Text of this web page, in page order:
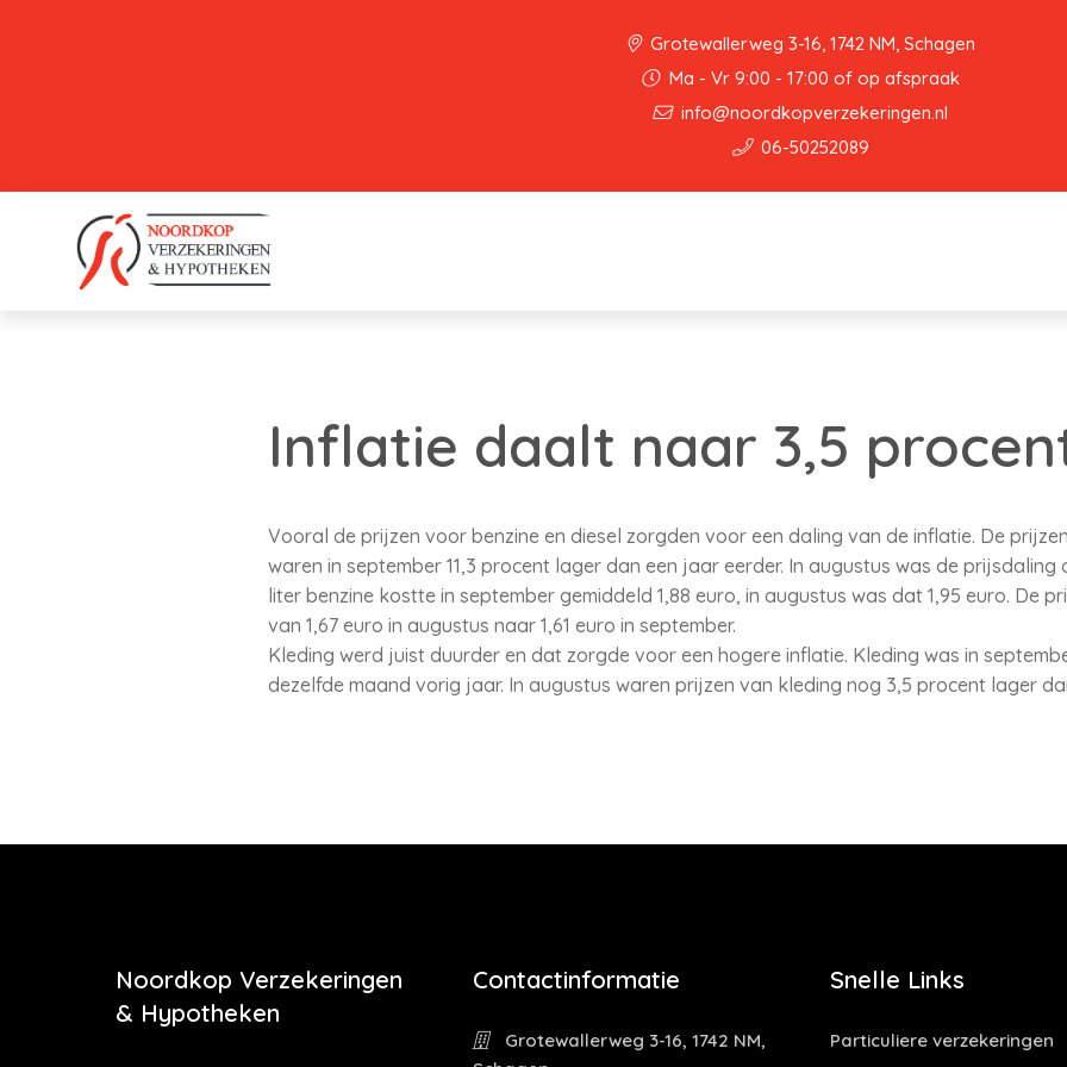
Grotewallerweg 3-16, 1742 NM, Schagen
Ma - Vr 9:00 - 17:00 of op afspraak
info@noordkopverzekeringen.nl
06-50252089
Inflatie daalt naar 3,5
Vooral de prijzen voor benzine en diesel zorgden voor een daling van de inflatie. De
waren in september 11,3 procent lager dan een jaar eerder. In augustus was de prijsdaling
liter benzine kostte in september gemiddeld 1,88 euro, in augustus was dat 1,95 euro. De
van 1,67 euro in augustus naar 1,61 euro in september.
Kleding werd juist duurder en dat zorgde voor een hogere inflatie. Kleding was in
dezelfde maand vorig jaar. In augustus waren prijzen van kleding nog 3,5 procent lager
Noordkop Verzekeringen
& Hypotheken
Contactinformatie
Grotewallerweg 3-16, 1742 NM,
Snelle Links
Particuliere verzekeringen